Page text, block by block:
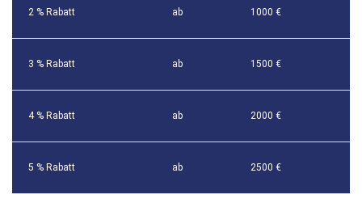
2 % Rabatt ab 1000 €
3 % Rabatt ab 1500 €
4 % Rabatt ab 2000 €
5 % Rabatt ab 2500 €